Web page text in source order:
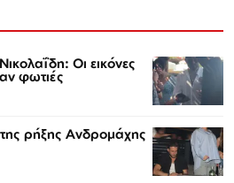
Οι εικόνες
φωτιές
ρήξης Ανδρομάχης